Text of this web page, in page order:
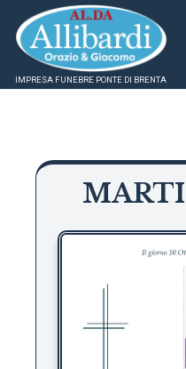
IMPRESA FUNEBRE PONTE DI BRENTA